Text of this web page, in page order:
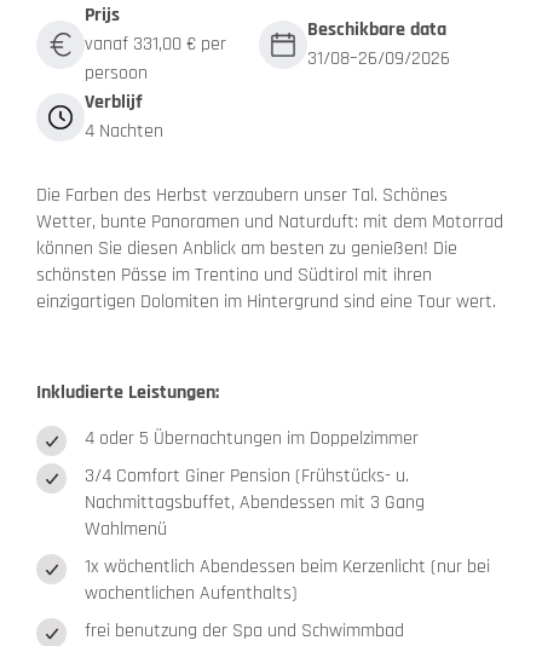
Prijs
vanaf 331,00 € per
persoon
Beschikbare data
31/08–26/09/2026
Verblijf
4 Nachten
Die Farben des Herbst verzaubern unser Tal. Schönes
Wetter, bunte Panoramen und Naturduft: mit dem Motorrad
können Sie diesen Anblick am besten zu genießen! Die
schönsten Pässe im Trentino und Südtirol mit ihren
einzigartigen Dolomiten im Hintergrund sind eine Tour wert.
Inkludierte Leistungen:
4 oder 5 Übernachtungen im Doppelzimmer
3/4 Comfort Giner Pension (Frühstücks- u.
Nachmittagsbuffet, Abendessen mit 3 Gang
Wahlmenü
1x wöchentlich Abendessen beim Kerzenlicht (nur bei
wochentlichen Aufenthalts)
frei benutzung der Spa und Schwimmbad